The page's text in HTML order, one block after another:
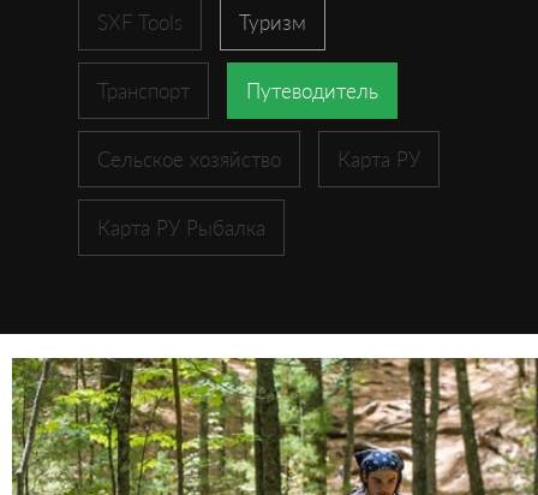
SXF Tools Туризм
Транспорт Путеводитель
Сельское хозяйство Карта РУ
Карта РУ Рыбалка